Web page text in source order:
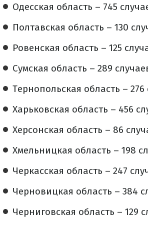
Одесская область – 745
Полтавская область – 130
Ровенская область – 125
Сумская область – 289
Тернопольская область – 276
Харьковская область – 456
Херсонская область – 86
Хмельницкая область – 198
Черкасская область – 247
Черновицкая область – 384
Черниговская область – 129